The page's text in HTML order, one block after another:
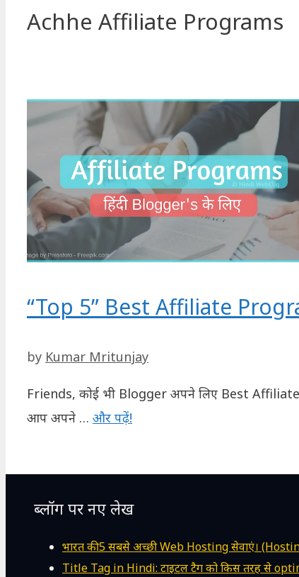
Achhe Affiliate Programs
“Top 5” Best Affiliate
by Kumar Mritunjay
Friends, कोई भी Blogger अपने लिए Best
आप अपने … और पढ़ें!
ब्लॉग पर नए लेख
भारत की 5 सबसे अच्छी Web Hosting सेवाएं।
Title Tag in Hindi: टाइटल टैग को किस तरह से